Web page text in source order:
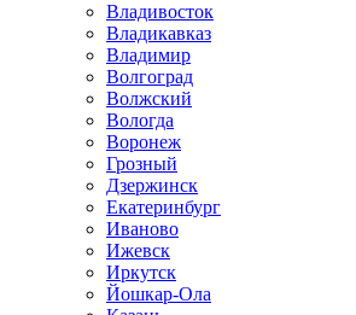
Владивосток
Владикавказ
Владимир
Волгоград
Волжский
Вологда
Воронеж
Грозный
Дзержинск
Екатеринбург
Иваново
Ижевск
Иркутск
Йошкар-Ола